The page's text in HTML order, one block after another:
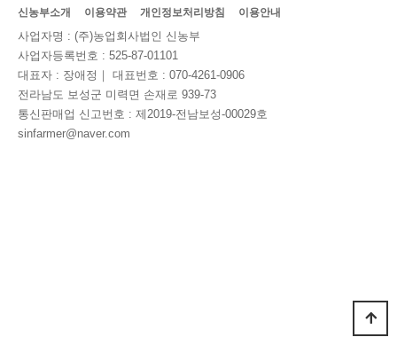
신농부소개 이용약관 개인정보처리방침 이용안내
사업자명 : (주)농업회사법인 신농부
사업자등록번호 : 525-87-01101
대표자 : 장애정｜ 대표번호 : 070-4261-0906
전라남도 보성군 미력면 손재로 939-73
통신판매업 신고번호 : 제2019-전남보성-00029호
sinfarmer@naver.com